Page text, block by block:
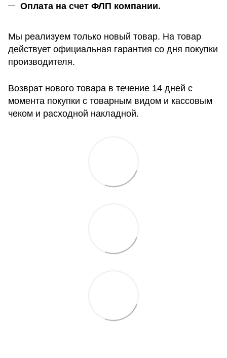
Оплата на счет ФЛП компании.
Мы реализуем только новый товар. На товар
действует официальная гарантия со дня покупки
производителя.
Возврат нового товара в течение 14 дней с
момента покупки с товарным видом и кассовым
чеком и расходной накладной.